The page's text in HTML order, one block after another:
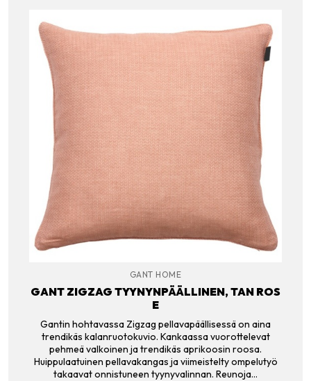
GANT HOME
GANT ZIGZAG TYYNYNPÄÄLLINEN, TAN ROS
E
Gantin hohtavassa Zigzag pellavapäällisessä on aina
trendikäs kalanruotokuvio. Kankaassa vuorottelevat
pehmeä valkoinen ja trendikäs aprikoosin roosa.
Huippulaatuinen pellavakangas ja viimeistelty ompelutyö
takaavat onnistuneen tyynyvalinnan. Reunoja…